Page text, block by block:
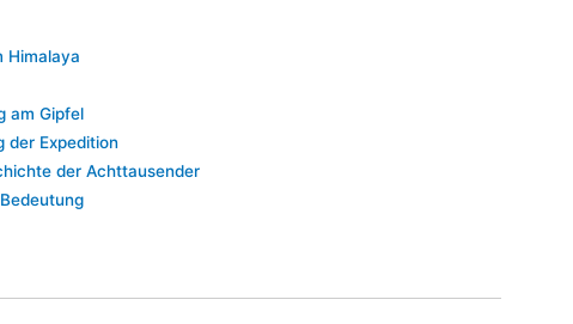
Himalaya
am Gipfel
der Expedition
der Achttausender